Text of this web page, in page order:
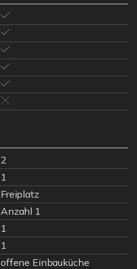
2
1
Freiplatz
Anzahl 1
1
1
offene Einbauküche